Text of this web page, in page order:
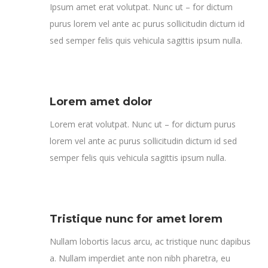
Ipsum amet erat volutpat. Nunc ut – for dictum
purus lorem vel ante ac purus sollicitudin dictum id
sed semper felis quis vehicula sagittis ipsum nulla.
Lorem amet dolor
Lorem erat volutpat. Nunc ut – for dictum purus
lorem vel ante ac purus sollicitudin dictum id sed
semper felis quis vehicula sagittis ipsum nulla.
Tristique nunc for amet lorem
Nullam lobortis lacus arcu, ac tristique nunc dapibus
a. Nullam imperdiet ante non nibh pharetra, eu